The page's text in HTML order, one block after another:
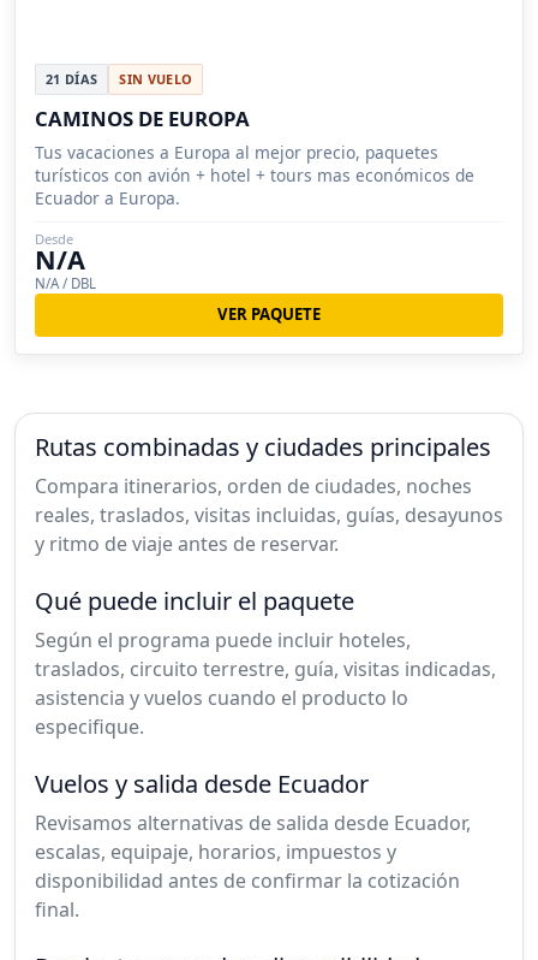
21 DÍAS SIN VUELO
CAMINOS DE EUROPA
Tus vacaciones a Europa al mejor precio, paquetes
turísticos con avión + hotel + tours mas económicos de
Ecuador a Europa.
Desde
N/A
N/A / DBL
VER PAQUETE
Rutas combinadas y ciudades principales
Compara itinerarios, orden de ciudades, noches
reales, traslados, visitas incluidas, guías, desayunos
y ritmo de viaje antes de reservar.
Qué puede incluir el paquete
Según el programa puede incluir hoteles,
traslados, circuito terrestre, guía, visitas indicadas,
asistencia y vuelos cuando el producto lo
especifique.
Vuelos y salida desde Ecuador
Revisamos alternativas de salida desde Ecuador,
escalas, equipaje, horarios, impuestos y
disponibilidad antes de confirmar la cotización
final.